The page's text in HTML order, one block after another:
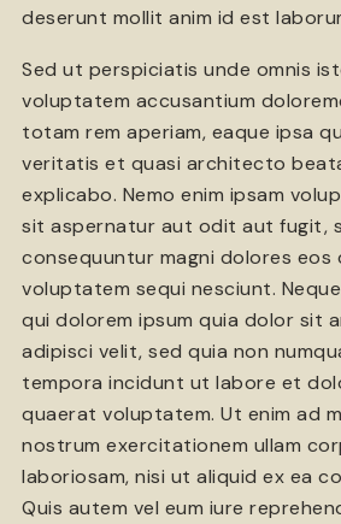
deserunt mollit anim id est
Sed ut perspiciatis unde omnis
voluptatem accusantium
totam rem aperiam, eaque ipsa
veritatis et quasi architecto
explicabo. Nemo enim ipsam
sit aspernatur aut odit aut fugit,
consequuntur magni dolores eos
voluptatem sequi nesciunt.
qui dolorem ipsum quia dolor sit
adipisci velit, sed quia non
tempora incidunt ut labore et
quaerat voluptatem. Ut enim ad
nostrum exercitationem ullam
laboriosam, nisi ut aliquid ex ea
Quis autem vel eum iure